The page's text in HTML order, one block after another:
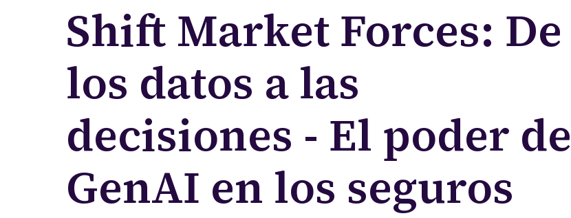
Shift Market Forces: De
los datos a las
decisiones - El poder de
GenAI en los seguros